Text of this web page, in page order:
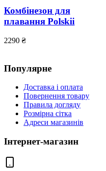
Комбінезон для
плавання Polskii
2290 ₴
Популярне
Доставка і оплата
Повернення товару
Правила догляду
Розмірна сітка
Адреси магазинів
Інтернет-магазин